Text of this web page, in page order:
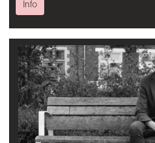
Info